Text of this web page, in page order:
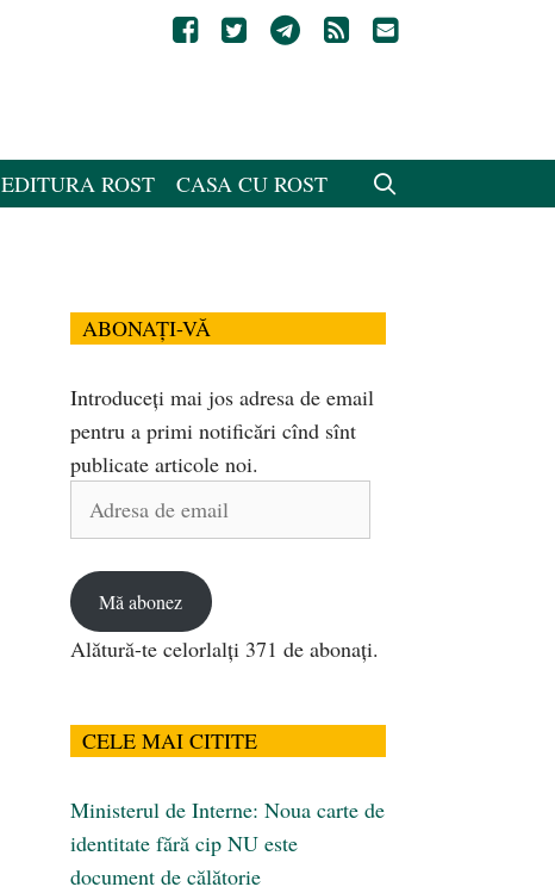
EDITURA ROST CASA CU ROST
ABONAȚI-VĂ
Introduceți mai jos adresa de email
pentru a primi notificări cînd sînt
publicate articole noi.
Adresa
Mă abonez
Alătură-te celorlalți 371 de abonați.
CELE MAI CITITE
Ministerul de Interne: Noua carte de
identitate fără cip NU este
document de călătorie